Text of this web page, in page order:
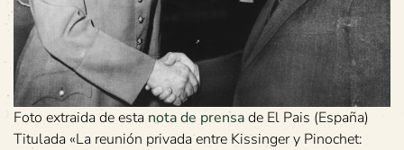
Foto extraida de esta nota de prensade El Pais (España)
Titulada «La reunión privada entre Kissinger y Pinochet: